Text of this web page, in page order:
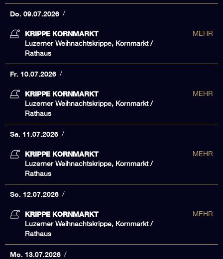
Do. 09.07.2026
KRIPPE KORNMARKT
Luzerner Weihnachtskrippe, Kornmarkt /
Rathaus
MEHR
Fr. 10.07.2026
KRIPPE KORNMARKT
Luzerner Weihnachtskrippe, Kornmarkt /
Rathaus
MEHR
Sa. 11.07.2026
KRIPPE KORNMARKT
Luzerner Weihnachtskrippe, Kornmarkt /
Rathaus
MEHR
So. 12.07.2026
KRIPPE KORNMARKT
Luzerner Weihnachtskrippe, Kornmarkt /
Rathaus
MEHR
Mo. 13.07.2026